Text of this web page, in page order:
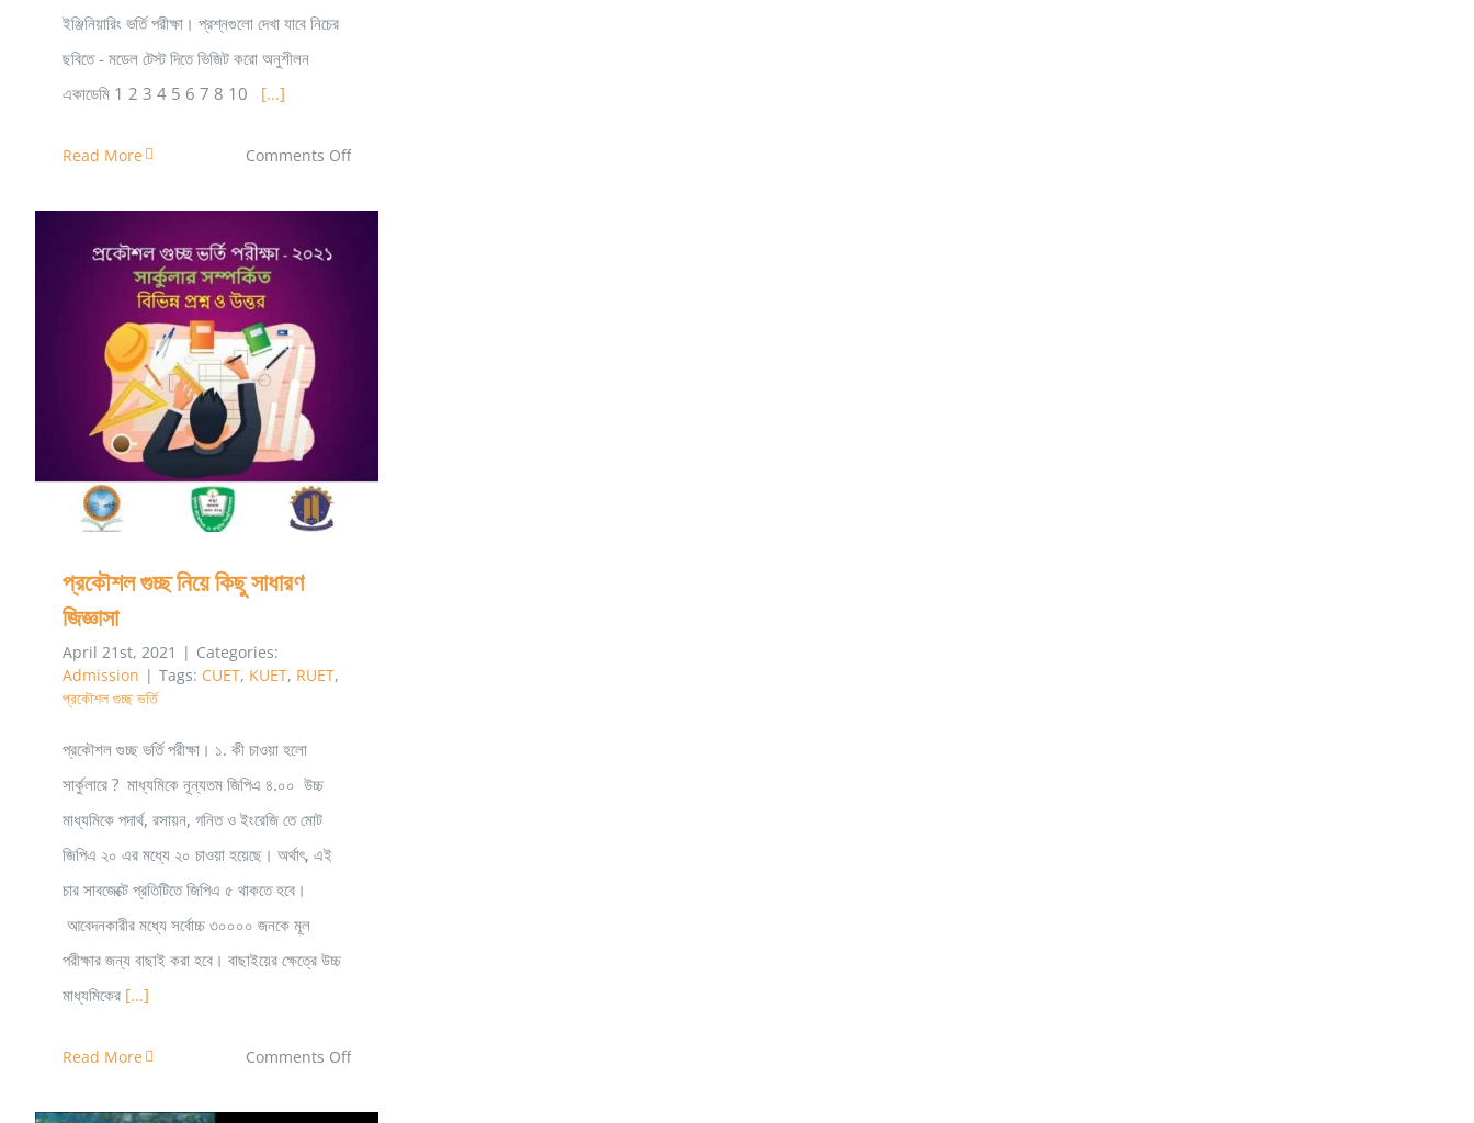
ইঞ্জিনিয়ারিং ভর্তি পরীক্ষা। প্রশ্নগুলো দেখা যাবে নিচের
ছবিতে - মডেল টেস্ট দিতে ভিজিট করো অনুশীলন
একাডেমি 1 2 3 4 5 6 7 8 10 [...]
Read More Comments Offon
প্রকৌশল গুচ্ছ নিয়ে কিছু সাধারণ জিজ্ঞাসা
প্রকৌশল গুচ্ছ নিয়ে কিছু সাধারণ
জিজ্ঞাসা
April 21st, 2021 | Categories:
Admission | Tags: CUET, KUET, RUET,
প্রকৌশল গুচ্ছ ভর্তি
প্রকৌশল গুচ্ছ ভর্তি পরীক্ষা। ১. কী চাওয়া হলো
সার্কুলারে ? মাধ্যমিকে নূন্যতম জিপিএ ৪.০০ উচ্চ
মাধ্যমিকে পদার্থ, রসায়ন, গনিত ও ইংরেজি তে মোট
জিপিএ ২০ এর মধ্যে ২০ চাওয়া হয়েছে। অর্থাৎ, এই
চার সাবজেক্টে প্রতিটিতে জিপিএ ৫ থাকতে হবে।
আবেদনকারীর মধ্যে সর্বোচ্চ ৩০০০০ জনকে মূল
পরীক্ষার জন্য বাছাই করা হবে। বাছাইয়ের ক্ষেত্রে উচ্চ
মাধ্যমিকের [...]
Read More Comments Offon